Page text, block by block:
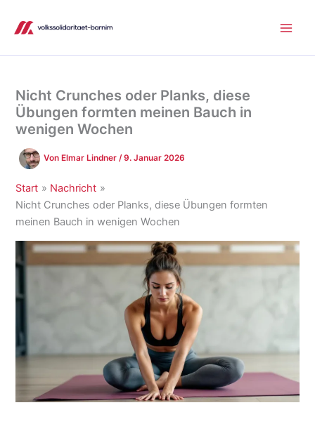
Inhalt
Nicht Crunches oder Planks, diese
Übungen formten meinen Bauch in
wenigen Wochen
Von Elmar Lindner/9. Januar 2026
Start
Nachricht
Nicht Crunches oder Planks, diese Übungen formten
meinen Bauch in wenigen Wochen